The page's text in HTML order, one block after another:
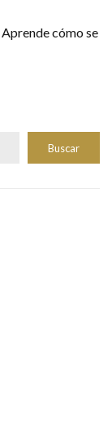
Aprende cómo se
Buscar